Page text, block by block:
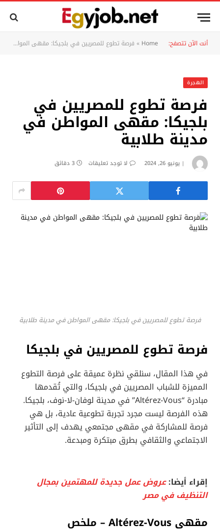
أنت الآن تتصفح: Home
» فرصة تطوع للمصريين في بلجيكا: مقهى المواطن في مدينة طلابية
الهجرة
فرصة تطوع للمصريين في
بلجيكا: مقهى المواطن في
مدينة طلابية
يونيو 26, 2024 لا توجد تعليقات 3 دقائق
فرصة تطوع للمصريين في بلجيكا: مقهى المواطن في مدينة طلابية
فرصة تطوع للمصريين في بلجيكا
في هذا المقال، سنلقي نظرة عميقة على فرصة التطوع
المميزة للشباب المصريين في بلجيكا، والتي تُقدمها
مبادرة “Altérez-Vous” في مدينة لوفان-لا-نوف، بلجيكا.
هذه الفرصة ليست مجرد تجربة تطوعية عادية، بل هي
فرصة للمشاركة في مقهى مجتمعي يهدف إلى التأثير
الاجتماعي والثقافي بطرق مبتكرة ومبدعة.
إقراء أيضا:عروض عمل جديدة للمهتمين بمجال
التنظيف في مصر
مقهى Altérez-Vous – ملخص